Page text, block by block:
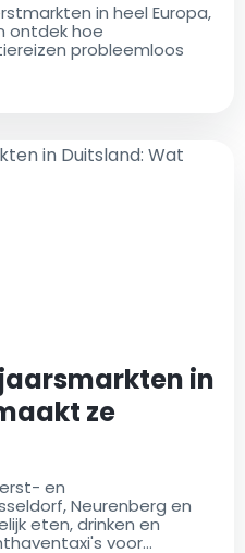
in heel Europa,
ontdek hoe
probleemloos
in
ze
en
Neurenberg en
eten, drinken en
voor